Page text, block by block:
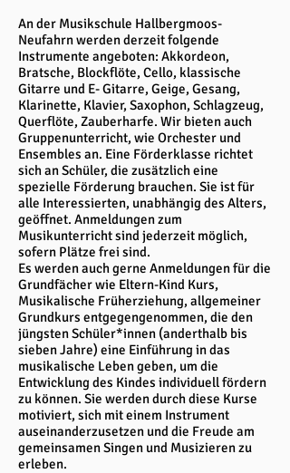
An der Musikschule Hallbergmoos-
Neufahrn werden derzeit folgende
Instrumente angeboten: Akkordeon,
Bratsche, Blockflöte, Cello, klassische
Gitarre und E- Gitarre, Geige, Gesang,
Klarinette, Klavier, Saxophon, Schlagzeug,
Querflöte, Zauberharfe. Wir bieten auch
Gruppenunterricht, wie Orchester und
Ensembles an. Eine Förderklasse richtet
sich an Schüler, die zusätzlich eine
spezielle Förderung brauchen. Sie ist für
alle Interessierten, unabhängig des Alters,
geöffnet. Anmeldungen zum
Musikunterricht sind jederzeit möglich,
sofern Plätze frei sind.
Es werden auch gerne Anmeldungen für die
Grundfächer wie Eltern-Kind Kurs,
Musikalische Früherziehung, allgemeiner
Grundkurs entgegengenommen, die den
jüngsten Schüler*innen (anderthalb bis
sieben Jahre) eine Einführung in das
musikalische Leben geben, um die
Entwicklung des Kindes individuell fördern
zu können. Sie werden durch diese Kurse
motiviert, sich mit einem Instrument
auseinanderzusetzen und die Freude am
gemeinsamen Singen und Musizieren zu
erleben.